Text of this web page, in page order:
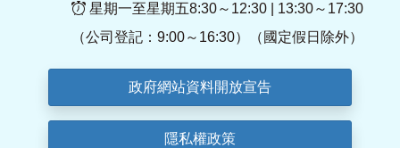
星期一至星期五8:30～12:30 | 13:30～17:30
（公司登記：9:00～16:30）（國定假日除外）
政府網站資料開放宣告
隱私權政策